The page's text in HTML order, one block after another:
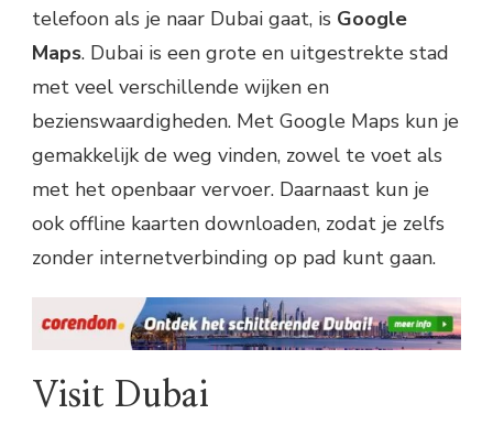
telefoon als je naar Dubai gaat, is Google
Maps. Dubai is een grote en uitgestrekte stad
met veel verschillende wijken en
bezienswaardigheden. Met Google Maps kun je
gemakkelijk de weg vinden, zowel te voet als
met het openbaar vervoer. Daarnaast kun je
ook offline kaarten downloaden, zodat je zelfs
zonder internetverbinding op pad kunt gaan.
Visit Dubai